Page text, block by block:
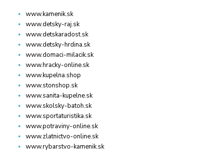
www.kamenik.sk
www.detsky-raj.sk
www.detskaradost.sk
www.detsky-hrdina.sk
www.domaci-milacik.sk
www.hracky-online.sk
www.kupelna.shop
www.stonshop.sk
www.sanita-kupelne.sk
www.skolsky-batoh.sk
www.sportaturistika.sk
www.potraviny-online.sk
www.zlatnictvo-online.sk
www.rybarstvo-kamenik.sk